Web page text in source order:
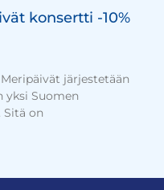
konsertti -10%
järjestetään
yksi Suomen
on